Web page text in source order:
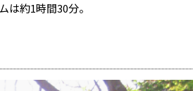
約1時間30分。